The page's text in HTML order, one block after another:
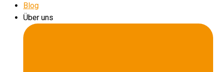
Blog
Über uns